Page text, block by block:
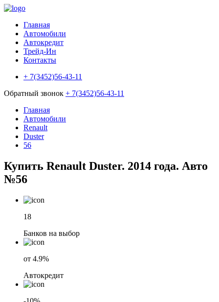
Главная
Автомобили
Автокредит
Трейд-Ин
Контакты
+ 7(3452)56-43-11
Обратный звонок + 7(3452)56-43-11
Главная
Автомобили
Renault
Duster
56
Купить Renault Duster. 2014 года. Авто
№56
18
Банков на выбор
от 4.9%
Автокредит